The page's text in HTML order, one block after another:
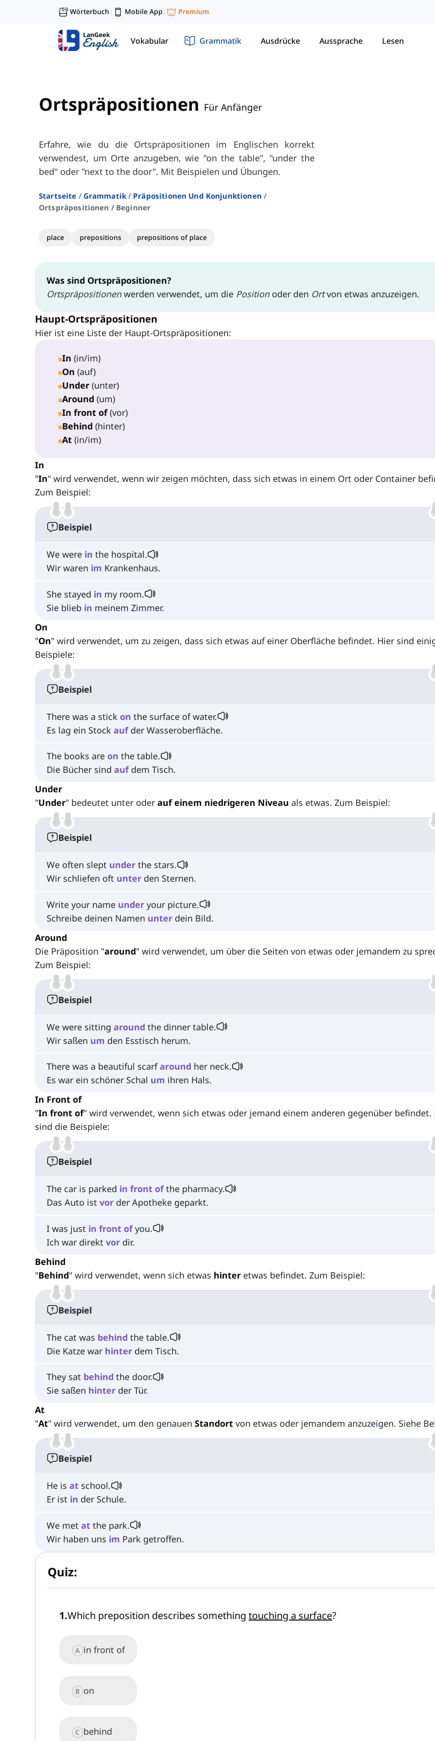
Wörterbuch | Mobile App | Premium
Vokabular Grammatik Ausdrücke Aussprache Lesen
Ortspräpositionen Für Anfänger
Erfahre, wie du die Ortspräpositionen im Englischen korrekt
verwendest, um Orte anzugeben, wie "on the table", "under the
bed" oder "next to the door". Mit Beispielen und Übungen.
Startseite Grammatik
Präpositionen Und Konjunktionen
Ortspräpositionen / Beginner
place prepositions prepositions of place
Was sind Ortspräpositionen?
Ortspräpositionenwerden verwendet, um die Positionoder den Ortvon etwas anzuzeigen.
Haupt-Ortspräpositionen
Hier ist eine Liste der Haupt-Ortspräpositionen:
In (in/im)
On (auf)
Under (unter)
Around (um)
In front of(vor)
Behind (hinter)
At (in/im)
In
"In" wird verwendet, wenn wir zeigen möchten, dass sich etwas in einem Ort oder Container
Zum Beispiel:
Beispiel
We were in the hospital.
Wir waren im Krankenhaus.
She stayed in my room.
Sie blieb in meinem Zimmer.
On
"On" wird verwendet, um zu zeigen, dass sich etwas auf einer Oberfläche befindet. Hier sind
Beispiele:
Beispiel
There was a stick on the surface of water.
Es lag ein Stock aufder Wasseroberfläche.
The books are on the table.
Die Bücher sind aufdem Tisch.
Under
"Under" bedeutet unter oder auf einem niedrigeren Niveau als etwas. Zum Beispiel:
Beispiel
We often slept under the stars.
Wir schliefen oft unter den Sternen.
Write your name under your picture.
Schreibe deinen Namen unter dein Bild.
Around
Die Präposition "around" wird verwendet, um über die Seiten von etwas oder jemandem zu
Zum Beispiel:
Beispiel
We were sitting around the dinner table.
Wir saßen um den Esstisch herum.
There was a beautiful scarfaround her neck.
Es war ein schöner Schal um ihren Hals.
In Front of
"In front of" wird verwendet, wenn sich etwas oder jemand einem anderen gegenüber befindet.
sind die Beispiele:
Beispiel
The car is parked in front ofthe pharmacy.
Das Auto ist vor der Apotheke geparkt.
I was just in front ofyou.
Ich war direkt vor dir.
Behind
"Behind" wird verwendet, wenn sich etwas hinter etwas befindet. Zum Beispiel:
Beispiel
The cat was behind the table.
Die Katze war hinter dem Tisch.
They sat behind the door.
Sie saßen hinter der Tür.
At
"At" wird verwendet, um den genauen Standort von etwas oder jemandem anzuzeigen. Siehe
Beispiel
He is at school.
Er ist in der Schule.
We met at the park.
Wir haben uns im Park getroffen.
Quiz:
1.Which preposition describes something touching a surface?
A in front of
B on
C behind